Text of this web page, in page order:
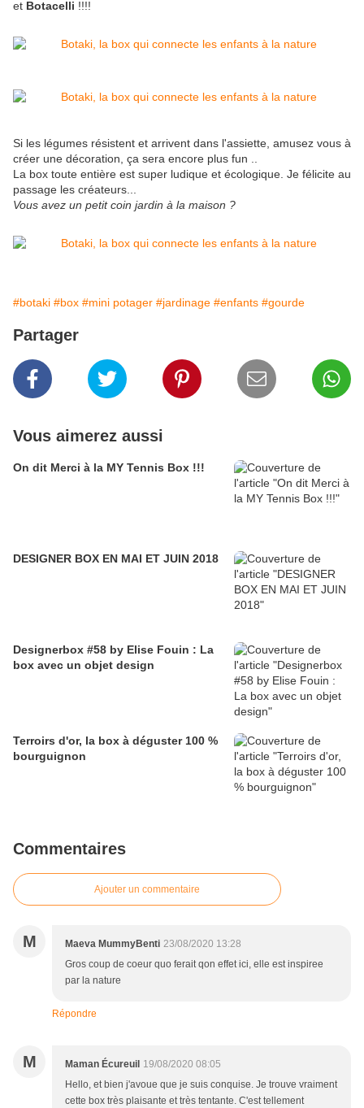
et Botacelli !!!!
Si les légumes résistent et arrivent dans l'assiette, amusez vous à
créer une décoration, ça sera encore plus fun ..
La box toute entière est super ludique et écologique. Je félicite au
passage les créateurs...
Vous avez un petit coin jardin à la maison ?
#botaki #box #mini potager #jardinage #enfants #gourde
Partager
Vous aimerez aussi
On dit Merci à la MY Tennis Box !!!
DESIGNER BOX EN MAI ET JUIN 2018
Designerbox #58 by Elise Fouin : La
box avec un objet design
Terroirs d'or, la box à déguster 100 %
bourguignon
Commentaires
Ajouter un commentaire
M Maeva MummyBenti 23/08/2020 13:28
Gros coup de coeur quo ferait qon effet ici, elle est inspiree
par la nature
Répondre
M Maman Écureuil 19/08/2020 08:05
Hello, et bien j'avoue que je suis conquise. Je trouve vraiment
cette box très plaisante et très tentante. C'est tellement